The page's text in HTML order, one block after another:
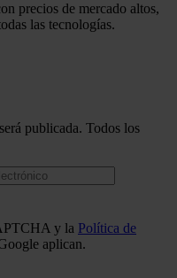
precios de mercado altos,
las tecnologías.
publicada. Todos los
y la Política de
aplican.